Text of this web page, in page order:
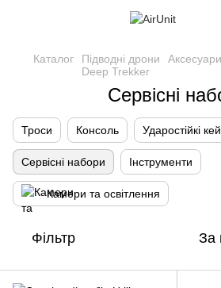
Каталог
Підводні дрони
Deep Trekker
Сервісні
Троси Консоль Ударостійкі
Сервісні набори Інструменти
Камери та освітлення
Фільтр За